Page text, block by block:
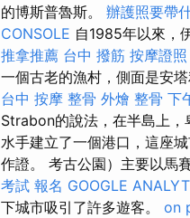
的博斯普魯斯。 辦護照要帶
CONSOLE 自1985年以來，
推拿推薦 台中 撥筋 按摩證照
一個古老的漁村，側面是安
台中 按摩 整骨 外燴 整骨 下
Strabon的說法，在半島上，
水手建立了一個港口，這座
作證。 考古公園）主要以馬
考試 報名 GOOGLE
下城市吸引了許多遊客。 on